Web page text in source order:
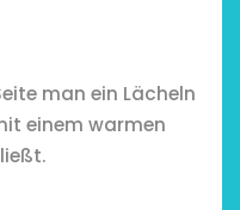
man ein Lächeln
einem warmen